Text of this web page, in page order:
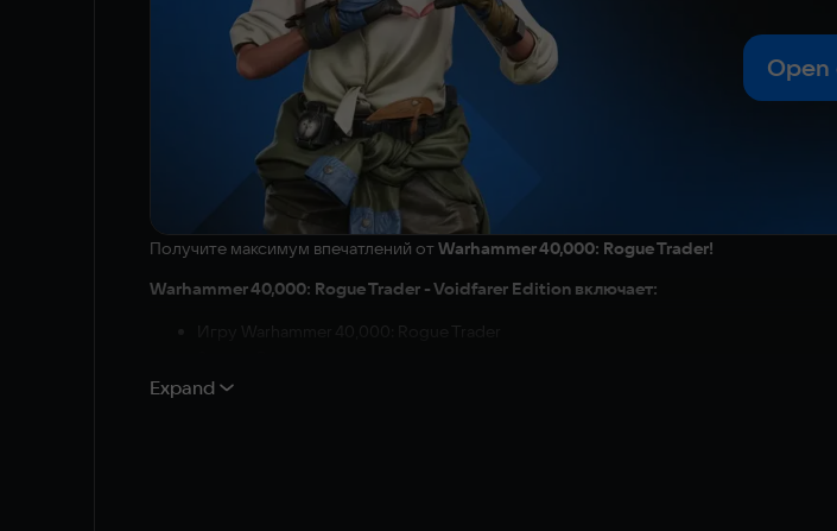
Open
Получите максимум впечатлений отWarhammer 40,000: Rogue Trader!
Warhammer 40,000: Rogue Trader - Voidfarer Edition включает:
Игру Warhammer 40,000: Rogue Trader
Получите доступ к "Void Shadows" и "Lex Imperialis" — двум сюжетным
Expand